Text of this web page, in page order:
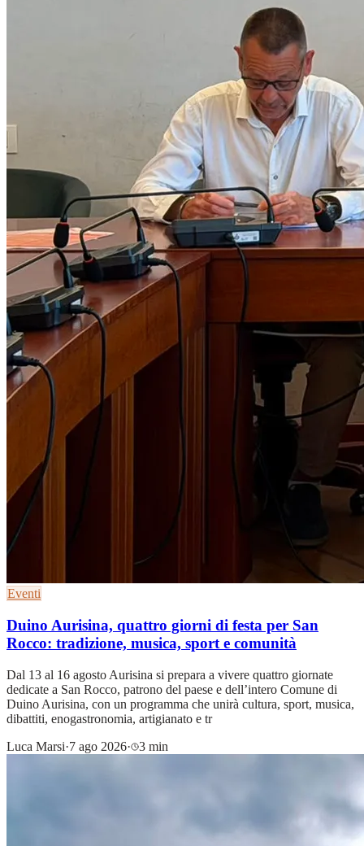
Eventi
Duino Aurisina, quattro giorni di festa per San
Rocco: tradizione, musica, sport e comunità
Dal 13 al 16 agosto Aurisina si prepara a vivere quattro giornate
dedicate a San Rocco, patrono del paese e dell’intero Comune di
Duino Aurisina, con un programma che unirà cultura, sport, musica,
dibattiti, enogastronomia, artigianato e tr
Luca Marsi·7 ago 2026· 3 min